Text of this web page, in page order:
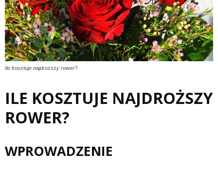
Ile kosztuje najdroższy rower?
ILE KOSZTUJE NAJDROŻSZY
ROWER?
WPROWADZENIE